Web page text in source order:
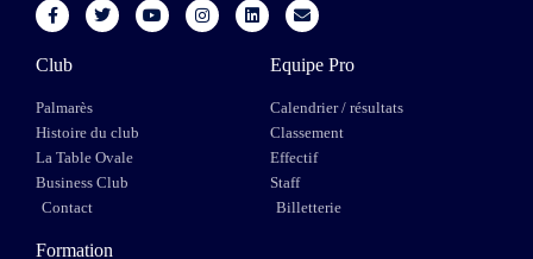
Club
Palmarès
Histoire du club
La Table Ovale
Business Club
Contact
Equipe Pro
Calendrier / résultats
Classement
Effectif
Staff
Billetterie
Formation